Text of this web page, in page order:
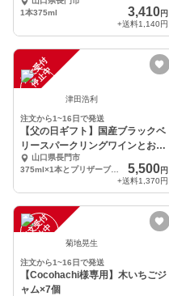
1本375ml
3,410円
+送料1,140円
注
文
受
付
停
止
中
津田浩利
注文から1~16日で発送
【父の日ギフト】国産ブラックベ
リースパークリングワインとお花
のセット
山口県長門市
375ml×1本とプリザーブドフラワー
5,500円
+送料1,370円
注
文
受
付
停
止
中 菊地晃生
注文から1~16日で発送
【Cocohachi様専用】木いちごジ
ャム×7個